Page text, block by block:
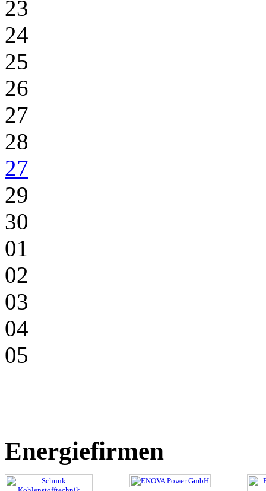
23
24
25
26
27
28
27
29
30
01
02
03
04
05
Energiefirmen